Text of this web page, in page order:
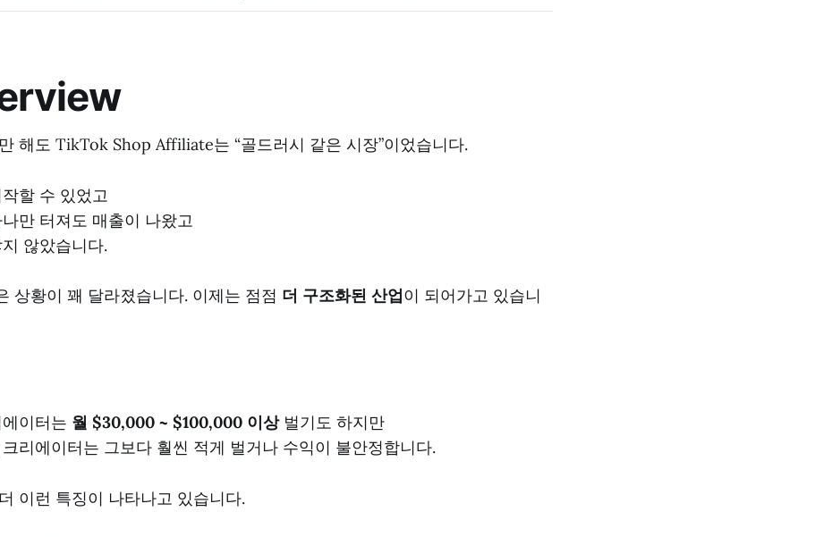
해도 TikTok Shop Affiliate는 “골드러시 같은 시장”이었습니다.
할 수 있었고
만 터져도 매출이 나왔고
않았습니다.
상황이 꽤 달라졌습니다. 이제는 점점 더 구조화된 산업이 되어가고 있습니
이터는 월 $30,000 ~ $100,000 이상벌기도 하지만
리에이터는 그보다 훨씬 적게 벌거나 수익이 불안정합니다.
이런 특징이 나타나고 있습니다.